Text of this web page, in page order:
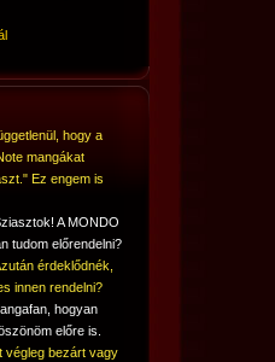
hogy a
mangákat
Ez engem is
A MONDO
tudom előrendelni?
érdeklődnék,
innen rendelni?
hogyan
előre is.
végleg bezárt vagy